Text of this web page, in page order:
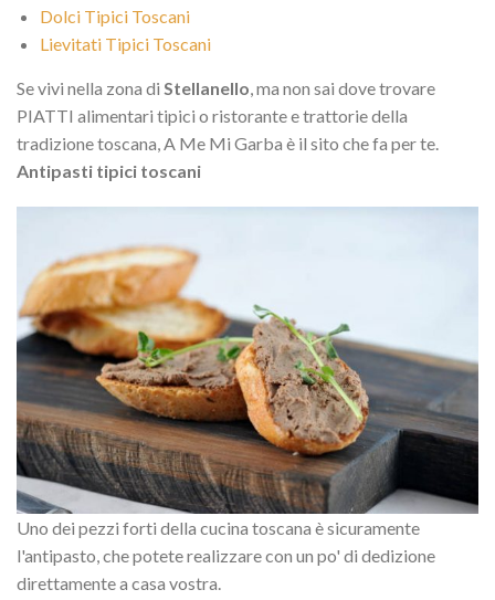
Dolci Tipici Toscani
Lievitati Tipici Toscani
Se vivi nella zona di Stellanello , ma non sai dove trovare
PIATTI alimentari tipici o ristorante e trattorie della
tradizione toscana, A Me Mi Garba è il sito che fa per te.
Antipasti tipici toscani
Uno dei pezzi forti della cucina toscana è sicuramente
l'antipasto, che potete realizzare con un po' di dedizione
direttamente a casa vostra.